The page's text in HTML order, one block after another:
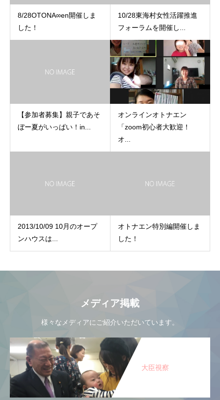
8/28OTONA∞en開催しま
した！
10/28東海村女性活躍推進
フォーラムを開催し...
【参加者募集】親子であそ
ぼー夏がいっぱい！in...
オンラインオトナエン
「zoom初心者大歓迎！
オ...
2013/10/09 10月のオープ
ンハウスは...
オトナエン特別編開催しま
した！
メディア掲載
様々なメディアにご紹介いただいています。
大臣視察